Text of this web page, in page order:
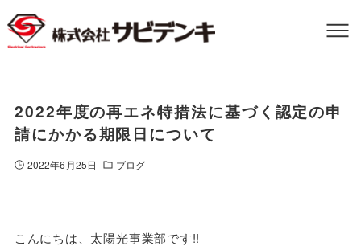
2022年度の再エネ特措法に基づく認定の申
請にかかる期限日について
2022年6月25日 ブログ
こんにちは、太陽光事業部です!!